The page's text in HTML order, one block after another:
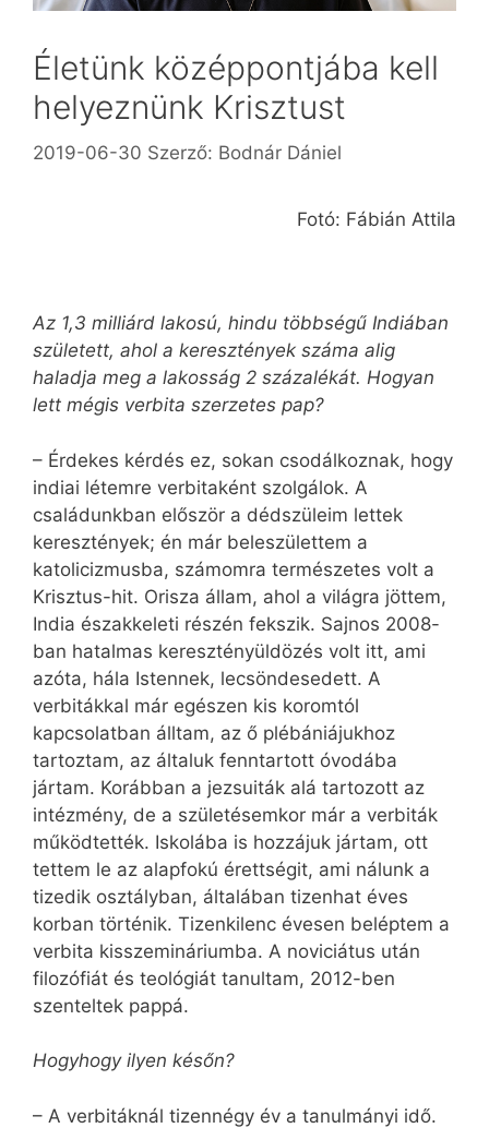
Életünk középpontjába kell
helyeznünk Krisztust
2019-06-30 Szerző: Bodnár Dániel
Fotó: Fábián Attila
Az 1,3 milliárd lakosú, hindu többségű Indiában
született, ahol a keresztények száma alig
haladja meg a lakosság 2 százalékát. Hogyan
lett mégis verbita szerzetes pap?
– Érdekes kérdés ez, sokan csodálkoznak, hogy
indiai létemre verbitaként szolgálok. A
családunkban először a dédszüleim lettek
keresztények; én már beleszülettem a
katolicizmusba, számomra természetes volt a
Krisztus-hit. Orisza állam, ahol a világra jöttem,
India északkeleti részén fekszik. Sajnos 2008-
ban hatalmas keresztényüldözés volt itt, ami
azóta, hála Istennek, lecsöndesedett. A
verbitákkal már egészen kis koromtól
kapcsolatban álltam, az ő plébániájukhoz
tartoztam, az általuk fenntartott óvodába
jártam. Korábban a jezsuiták alá tartozott az
intézmény, de a születésemkor már a verbiták
működtették. Iskolába is hozzájuk jártam, ott
tettem le az alapfokú érettségit, ami nálunk a
tizedik osztályban, általában tizenhat éves
korban történik. Tizenkilenc évesen beléptem a
verbita kisszemináriumba. A noviciátus után
filozófiát és teológiát tanultam, 2012-ben
szenteltek pappá.
Hogyhogy ilyen későn?
– A verbitáknál tizennégy év a tanulmányi idő.